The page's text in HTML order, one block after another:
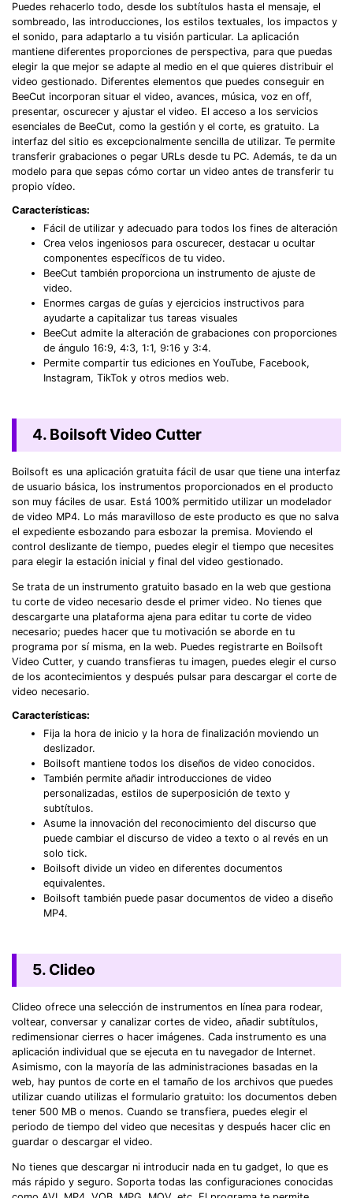
Puedes rehacerlo todo, desde los subtítulos hasta el mensaje, el
sombreado, las introducciones, los estilos textuales, los impactos y
el sonido, para adaptarlo a tu visión particular. La aplicación
mantiene diferentes proporciones de perspectiva, para que puedas
elegir la que mejor se adapte al medio en el que quieres distribuir el
video gestionado. Diferentes elementos que puedes conseguir en
BeeCut incorporan situar el video, avances, música, voz en off,
presentar, oscurecer y ajustar el video. El acceso a los servicios
esenciales de BeeCut, como la gestión y el corte, es gratuito. La
interfaz del sitio es excepcionalmente sencilla de utilizar. Te permite
transferir grabaciones o pegar URLs desde tu PC. Además, te da un
modelo para que sepas cómo cortar un video antes de transferir tu
propio vídeo.
Características:
Fácil de utilizar y adecuado para todos los fines de alteración
Crea velos ingeniosos para oscurecer, destacar u ocultar
componentes específicos de tu video.
BeeCut también proporciona un instrumento de ajuste de
video.
Enormes cargas de guías y ejercicios instructivos para
ayudarte a capitalizar tus tareas visuales
BeeCut admite la alteración de grabaciones con proporciones
de ángulo 16:9, 4:3, 1:1, 9:16 y 3:4.
Permite compartir tus ediciones en YouTube, Facebook,
Instagram, TikTok y otros medios web.
4. Boilsoft Video Cutter
Boilsoft es una aplicación gratuita fácil de usar que tiene una interfaz
de usuario básica, los instrumentos proporcionados en el producto
son muy fáciles de usar. Está 100% permitido utilizar un modelador
de video MP4. Lo más maravilloso de este producto es que no salva
el expediente esbozando para esbozar la premisa. Moviendo el
control deslizante de tiempo, puedes elegir el tiempo que necesites
para elegir la estación inicial y final del video gestionado.
Se trata de un instrumento gratuito basado en la web que gestiona
tu corte de video necesario desde el primer video. No tienes que
descargarte una plataforma ajena para editar tu corte de video
necesario; puedes hacer que tu motivación se aborde en tu
programa por sí misma, en la web. Puedes registrarte en Boilsoft
Video Cutter, y cuando transfieras tu imagen, puedes elegir el curso
de los acontecimientos y después pulsar para descargar el corte de
video necesario.
Características:
Fija la hora de inicio y la hora de finalización moviendo un
deslizador.
Boilsoft mantiene todos los diseños de video conocidos.
También permite añadir introducciones de video
personalizadas, estilos de superposición de texto y
subtítulos.
Asume la innovación del reconocimiento del discurso que
puede cambiar el discurso de video a texto o al revés en un
solo tick.
Boilsoft divide un video en diferentes documentos
equivalentes.
Boilsoft también puede pasar documentos de video a diseño
MP4.
5. Clideo
Clideo ofrece una selección de instrumentos en línea para rodear,
voltear, conversar y canalizar cortes de video, añadir subtítulos,
redimensionar cierres o hacer imágenes. Cada instrumento es una
aplicación individual que se ejecuta en tu navegador de Internet.
Asimismo, con la mayoría de las administraciones basadas en la
web, hay puntos de corte en el tamaño de los archivos que puedes
utilizar cuando utilizas el formulario gratuito: los documentos deben
tener 500 MB o menos. Cuando se transfiera, puedes elegir el
periodo de tiempo del video que necesitas y después hacer clic en
guardar o descargar el video.
No tienes que descargar ni introducir nada en tu gadget, lo que es
más rápido y seguro. Soporta todas las configuraciones conocidas
Record Like a Pro, Edit
With AI Ease.
Record. Edit. Share. All with Filmora!